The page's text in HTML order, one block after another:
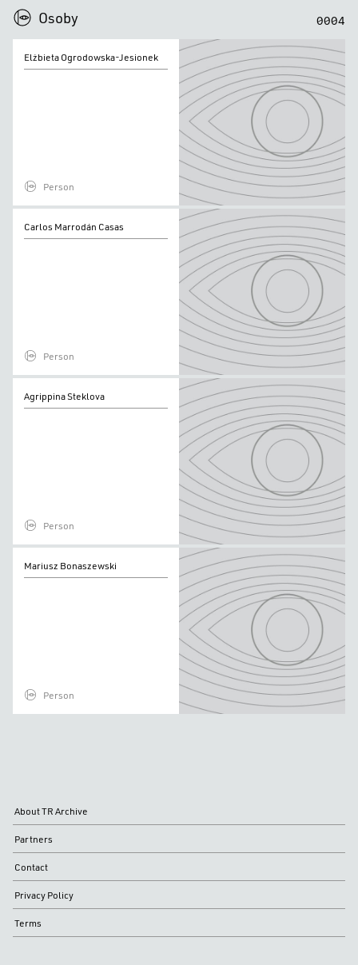
Osoby
0004
Ogrodowska-
Elżbieta Ogrodowska-Jesionek
Person
Marrodán
Carlos Marrodán Casas
Person
Steklova
Agrippina Steklova
Person
Bonaszewski
Mariusz Bonaszewski
Person
About TR Archive
Partners
Contact
Privacy Policy
Terms